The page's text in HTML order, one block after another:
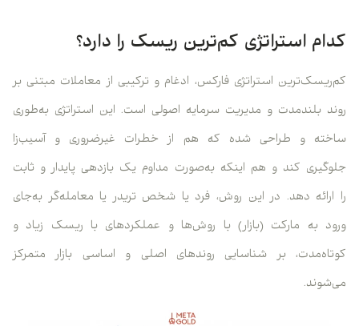
کدام استراتژی کم‌ترین ریسک را دارد؟
کم‌ریسک‌ترین استراتژی فارکس، ادغام و ترکیبی از معاملات مبتنی بر
روند بلندمدت و مدیریت سرمایه اصولی است. این استراتژی به‌طوری
ساخته و طراحی شده که هم از خطرات غیرضروری و آسیب‌زا
جلوگیری کند و هم اینکه به‌صورت مداوم یک بازدهی پایدار و ثابت
را ارائه دهد. در این روش، فرد یا شخص تریدر یا معامله‌گر به‌جای
ورود به مارکت (بازار) با روش‌ها و عملکردهای با ریسک زیاد و
کوتاه‌مدت، بر شناسایی روندهای اصلی و اساسی بازار متمرکز
می‌شوند.